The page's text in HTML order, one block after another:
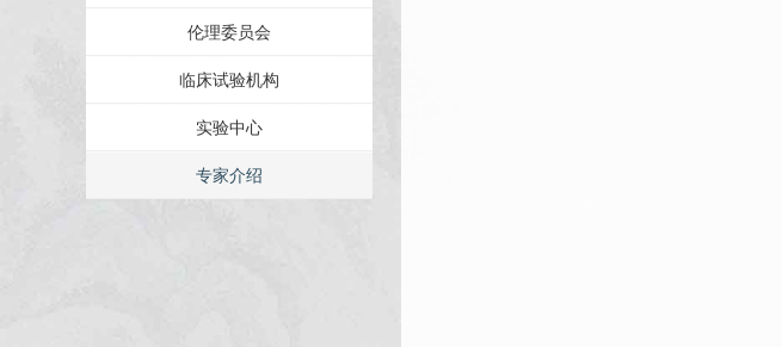
伦理委员会
临床试验机构
实验中心
专家介绍